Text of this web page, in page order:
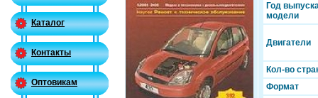
Каталог
Контакты
Оптовикам
Год
модели
Двигатели
Кол-во
Формат